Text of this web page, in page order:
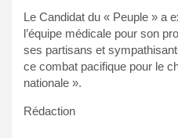
Le Candidat du « Peuple » a
l’équipe médicale pour son
ses partisans et
ce combat pacifique pour le
nationale ».
Rédaction